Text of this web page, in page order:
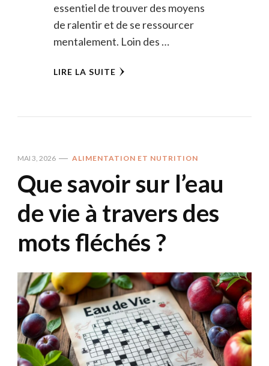
essentiel de trouver des moyens
de ralentir et de se ressourcer
mentalement. Loin des …
LIRE LA SUITE
MAI 3, 2026 ALIMENTATION ET NUTRITION
Que savoir sur l’eau
de vie à travers des
mots fléchés ?